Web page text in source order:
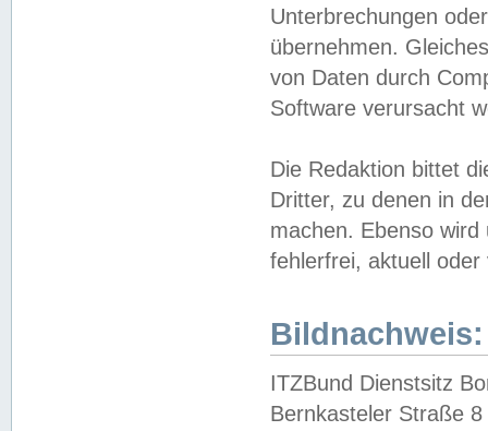
Unterbrechungen
übernehmen.
von Daten durch
Software verursacht
Die Redaktion bittet
Dritter, zu denen in
machen. Ebenso
fehlerfrei, aktuell oder
Bildnachweis:
ITZBund Dienstsitz
Bernkasteler Straße 8